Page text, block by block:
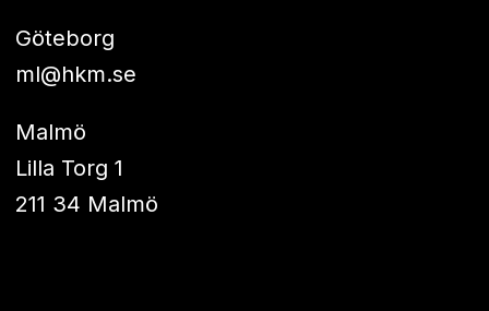
Göteborg
ml@hkm.se
Malmö
Lilla Torg 1
211 34 Malmö